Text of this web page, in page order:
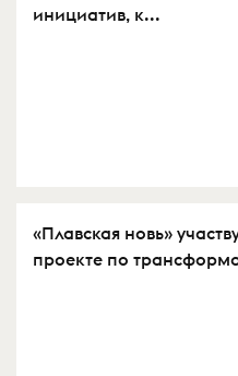
инициатив, к...
«Плавская новь»
проекте по